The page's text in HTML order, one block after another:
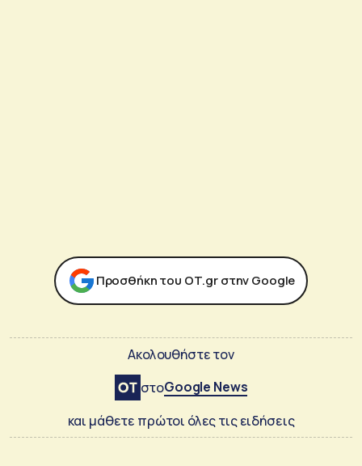
Προσθήκη του ΟΤ.gr στην Google
Ακολουθήστε τον
στοGoogle News
και μάθετε πρώτοι όλες τις ειδήσεις